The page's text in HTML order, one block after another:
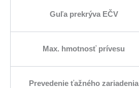
Guľa prekrýva EČV
Max. hmotnosť prívesu
Prevedenie ťažného zariadenia